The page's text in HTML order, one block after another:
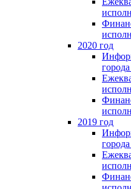
2020 год
2019 год